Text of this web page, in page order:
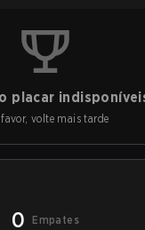
placar
favor, volte mais tarde
0 Empates